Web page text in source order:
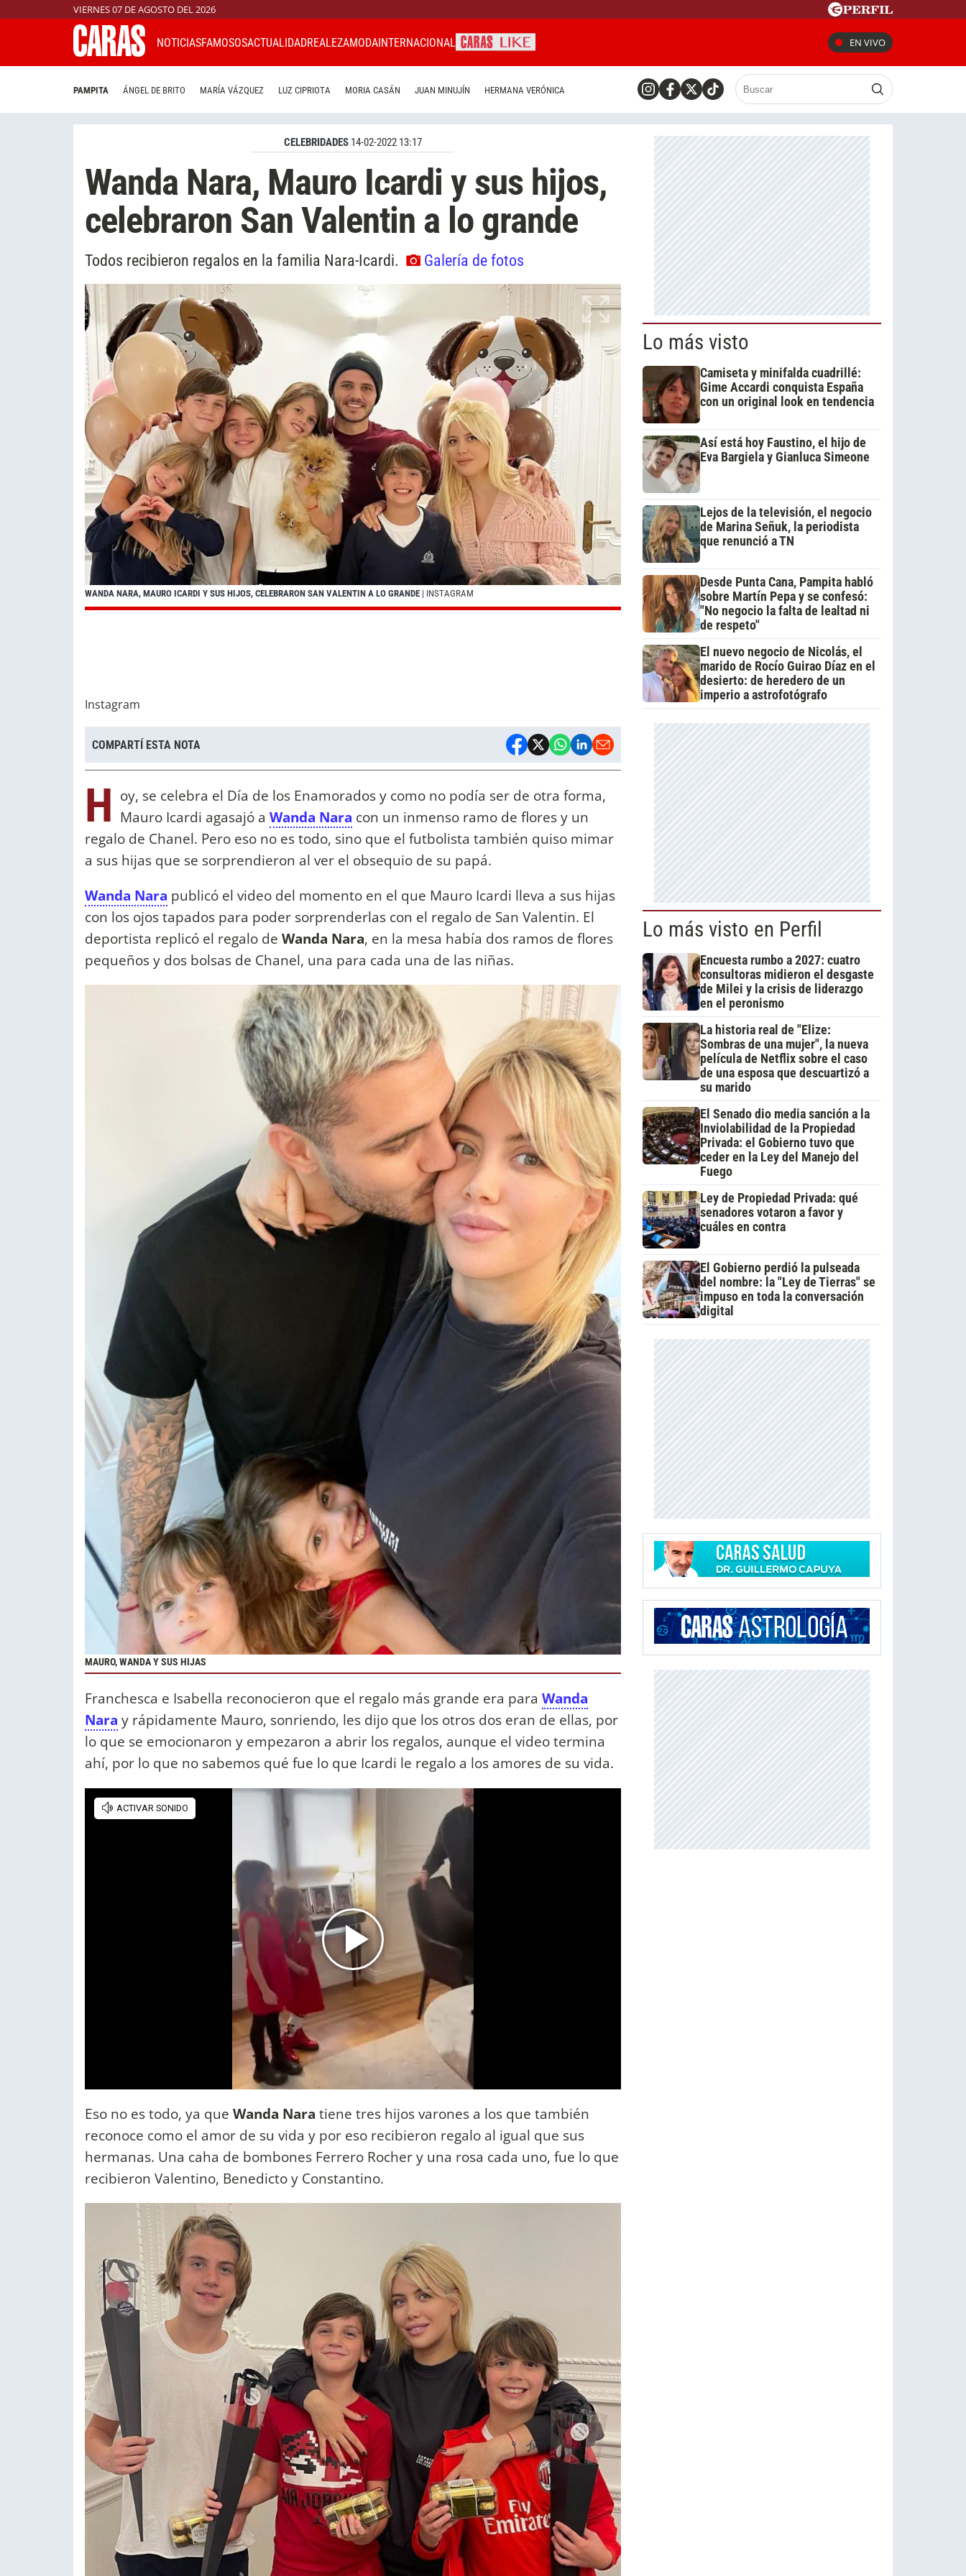
VIERNES 07 DE AGOSTO DEL 2026
NOTICIASFAMOSOSACTUALIDADREALEZAMODAINTERNACIONAL EN VIVO
PAMPITA ÁNGEL DE BRITO MARÍA VÁZQUEZ LUZ CIPRIOTA MORIA CASÁN JUAN MINUJÍN HERMANA VERÓNICA
CELEBRIDADES 14-02-2022 13:17
Wanda Nara, Mauro Icardi y sus hijos,
celebraron San Valentin a lo grande
Todos recibieron regalos en la familia Nara-Icardi. Galería de fotos
WANDA NARA, MAURO ICARDI Y SUS HIJOS, CELEBRARON SAN VALENTIN A LO GRANDE | INSTAGRAM
Instagram
COMPARTÍ ESTA NOTA
H oy, se celebra el Día de los Enamorados y como no podía ser de otra forma,
Mauro Icardi agasajó a Wanda Nara con un inmenso ramo de flores y un
regalo de Chanel. Pero eso no es todo, sino que el futbolista también quiso mimar
a sus hijas que se sorprendieron al ver el obsequio de su papá.
Wanda Nara publicó el video del momento en el que Mauro Icardi lleva a sus hijas
con los ojos tapados para poder sorprenderlas con el regalo de San Valentin. El
deportista replicó el regalo de Wanda Nara, en la mesa había dos ramos de flores
pequeños y dos bolsas de Chanel, una para cada una de las niñas.
MAURO, WANDA Y SUS HIJAS
Franchesca e Isabella reconocieron que el regalo más grande era para Wanda
Nara y rápidamente Mauro, sonriendo, les dijo que los otros dos eran de ellas, por
lo que se emocionaron y empezaron a abrir los regalos, aunque el video termina
ahí, por lo que no sabemos qué fue lo que Icardi le regalo a los amores de su vida.
Eso no es todo, ya que Wanda Nara tiene tres hijos varones a los que también
reconoce como el amor de su vida y por eso recibieron regalo al igual que sus
hermanas. Una caha de bombones Ferrero Rocher y una rosa cada uno, fue lo que
recibieron Valentino, Benedicto y Constantino.
Lo más visto
Camiseta y minifalda cuadrillé:
Gime Accardi conquista España
con un original look en tendencia
Así está hoy Faustino, el hijo de
Eva Bargiela y Gianluca Simeone
Lejos de la televisión, el negocio
de Marina Señuk, la periodista
que renunció a TN
Desde Punta Cana, Pampita habló
sobre Martín Pepa y se confesó:
"No negocio la falta de lealtad ni
de respeto"
El nuevo negocio de Nicolás, el
marido de Rocío Guirao Díaz en el
desierto: de heredero de un
imperio a astrofotógrafo
Lo más visto en Perfil
Encuesta rumbo a 2027: cuatro
consultoras midieron el desgaste
de Milei y la crisis de liderazgo
en el peronismo
La historia real de "Elize:
Sombras de una mujer", la nueva
película de Netflix sobre el caso
de una esposa que descuartizó a
su marido
El Senado dio media sanción a la
Inviolabilidad de la Propiedad
Privada: el Gobierno tuvo que
ceder en la Ley del Manejo del
Fuego
Ley de Propiedad Privada: qué
senadores votaron a favor y
cuáles en contra
El Gobierno perdió la pulseada
del nombre: la "Ley de Tierras" se
impuso en toda la conversación
digital